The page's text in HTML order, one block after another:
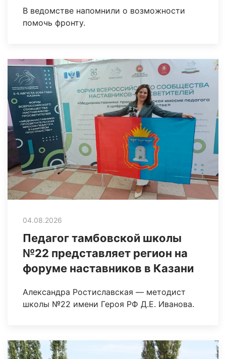
В ведомстве напомнили о возможности
помочь фронту.
04.08.2026
Педагог тамбовской школы
№22 представляет регион на
форуме наставников в Казани
Александра Ростиславская — методист
школы №22 имени Героя РФ Д.Е. Иванова.